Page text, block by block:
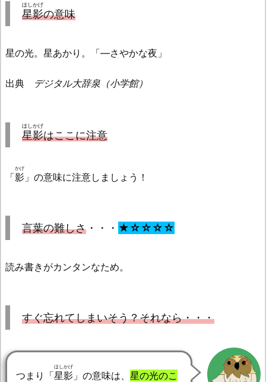
星影
ほしかげ
の意味
星の光。星あかり。「—さやかな夜」
出典 デジタル大辞泉（小学館）
星影
ほしかげ
はここに注意
「影
かげ
」の意味に注意しましょう！
言葉の難しさ ・・・ ★☆☆☆☆
読み書きがカンタンなため。
すぐ忘れてしまいそう？それなら・・・
つまり「星影
ほしかげ
」の意味は、 星の光のこ